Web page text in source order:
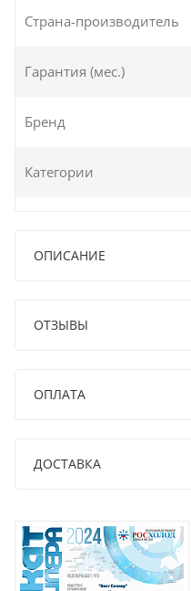
Страна-производитель
Гарантия (мес.)
Бренд
Категории
ОПИСАНИЕ
ОТЗЫВЫ
ОПЛАТА
ДОСТАВКА